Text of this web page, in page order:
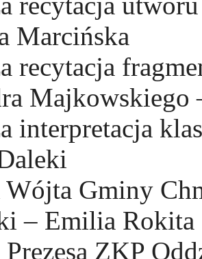
Marcińska
recytacja
Majkowskiego
interpretacja
Wójta Gminy
– Emilia Rokita
ZKP